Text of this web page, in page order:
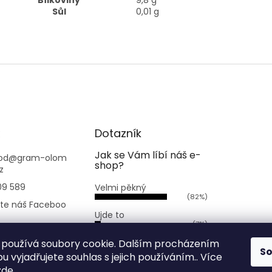
soubory cookie. Dalším procházením
vyjadřujete souhlas s jejich používáním.. Více
Sůl
0,01 g
@gram-olom
589
náš Faceboo
Dotazník
Jak se Vám líbí náš e-
shop?
Velmi pěkný
(82%)
Ujde to
(7%)
Nelíbí se mi